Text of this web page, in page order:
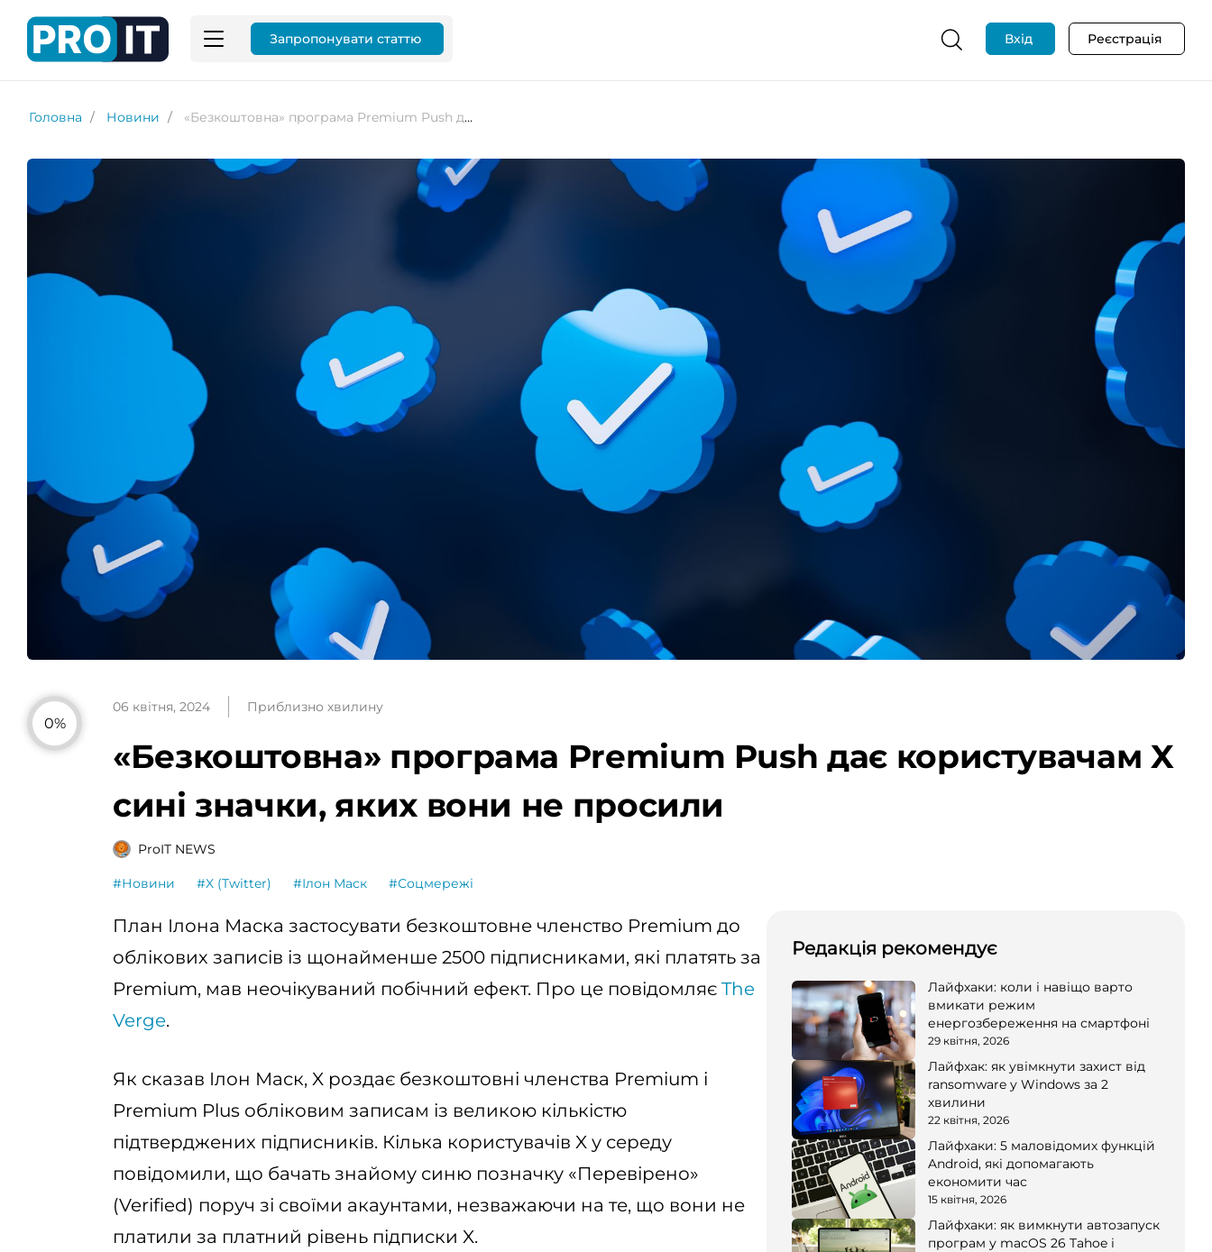
Запропонувати статтю Вхід Реєстрація
Головна Новини «Безкоштовна» програма Premium Push дає користувачам X сині значки, яких вони не просили
0%
06 квітня, 2024 Приблизно хвилину
«Безкоштовна» програма Premium Push дає користувачам X
сині значки, яких вони не просили
ProIT NEWS
#Новини #X (Twitter) #Ілон Маск #Соцмережі
План Ілона Маска застосувати безкоштовне членство Premium до
облікових записів із щонайменше 2500 підписниками, які платять за
Premium, мав неочікуваний побічний ефект. Про це повідомляє The
Verge.
Як сказав Ілон Маск, X роздає безкоштовні членства Premium і
Premium Plus обліковим записам із великою кількістю
підтверджених підписників. Кілька користувачів X у середу
повідомили, що бачать знайому синю позначку «Перевірено»
(Verified) поруч зі своїми акаунтами, незважаючи на те, що вони не
платили за платний рівень підписки X.
Редакція рекомендує
Лайфхаки: коли і навіщо варто
вмикати режим
енергозбереження на смартфоні
29 квітня, 2026
Лайфхак: як увімкнути захист від
ransomware у Windows за 2
хвилини
22 квітня, 2026
Лайфхаки: 5 маловідомих функцій
Android, які допомагають
економити час
15 квітня, 2026
Лайфхаки: як вимкнути автозапуск
програм у macOS 26 Tahoe і